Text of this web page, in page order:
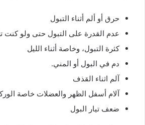
حرق أو ألم أثناء التبول
عدم القدرة على التبول حتى ولو كنت
كثرة التبول، وخاصة أثناء الليل
دم في البول أو المني.
آلم اثناء القذف
آلام أسفل الظهر والعضلات خاصة
ضعف تيار البول